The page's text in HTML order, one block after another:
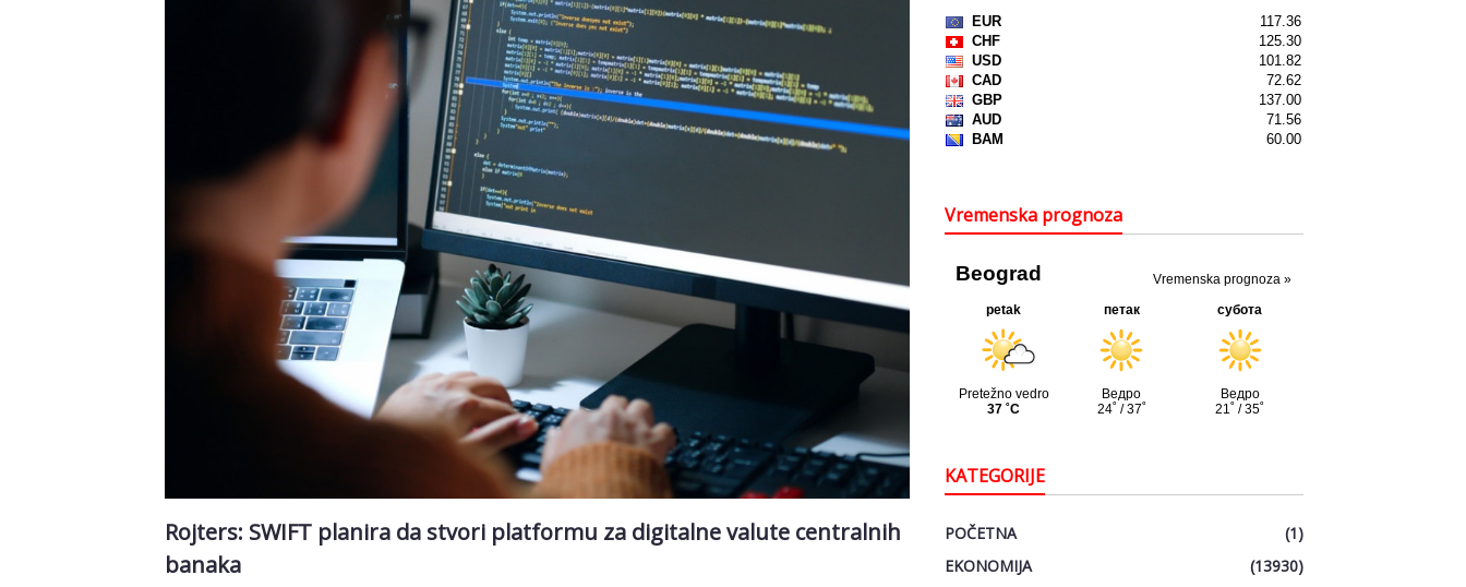
Rojters: SWIFT planira da stvori platformu za digitalne valute centralnih
banaka
Vremenska prognoza
KATEGORIJE
POČETNA
(1)
EKONOMIJA
(13930)